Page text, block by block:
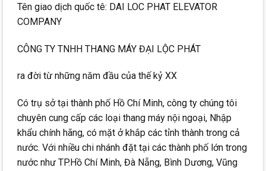
Tên giao dịch quốc tê: DAI LOC PHAT ELEVATOR
COMPANY
CÔNG TY TNHH THANG MÁY ĐẠI LỘC PHÁT
ra đời từ những năm đầu của thế kỷ XX
Có trụ sở tại thành phố Hồ Chí Minh, công ty chúng tôi
chuyên cung cấp các loại thang máy nội ngoại, Nhập
khẩu chính hãng, có mặt ở khắp các tỉnh thành trong cả
nước. Với nhiều chi nhánh đặt tại các thành phố lớn trong
nước như TP.Hồ Chí Minh, Đà Nẵng, Bình Dương, Vũng